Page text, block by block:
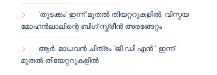
‘തുടക്കം’ ഇന്ന് മുതൽ തിയറ്ററുകളിൽ; വിസ്മയ
മോഹൻലാലിന്റെ ബിഗ് സ്ക്രീൻ അരങ്ങേറ്റം
ആർ. മാധവൻ ചിത്രം ‘ജി ഡി എൻ ‘ ഇന്ന്
മുതൽ തിയേറ്ററുകളിൽ